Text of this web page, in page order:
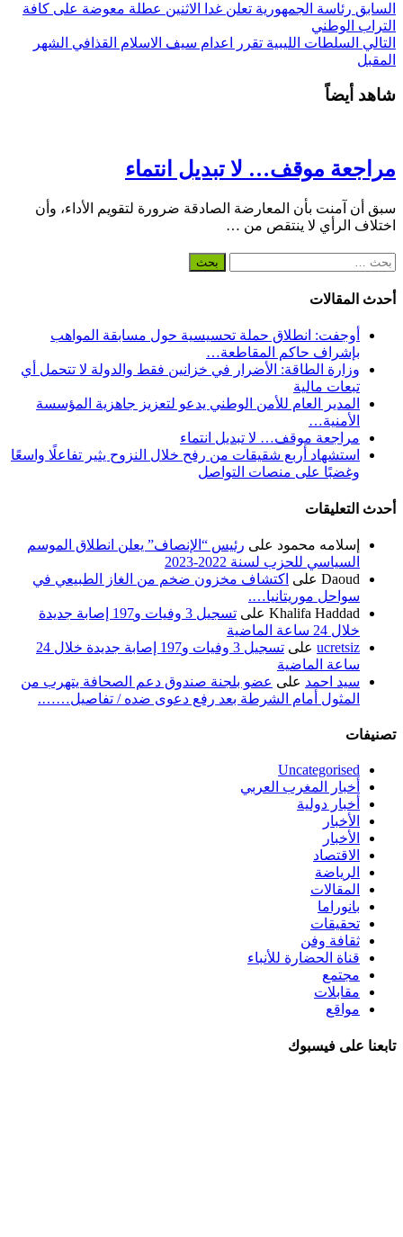
السابق رئاسة الجمهورية تعلن غدا الاثنين عطلة معوضة على كافة
التراب الوطني
التالي السلطات الليبية تقرر اعدام سيف الاسلام القذافي الشهر
المقبل
شاهد أيضاً
مراجعة موقف… لا تبديل انتماء
سبق أن آمنت بأن المعارضة الصادقة ضرورة لتقويم الأداء، وأن
اختلاف الرأي لا ينتقص من …
البحث
أحدث المقالات
أوجفت: انطلاق حملة تحسيسية حول مسابقة المواهب
بإشراف حاكم المقاطعة…
وزارة الطاقة: الأضرار في خزانين فقط والدولة لا تتحمل أي
تبعات مالية
المدير العام للأمن الوطني يدعو لتعزيز جاهزية المؤسسة
الأمنية…
مراجعة موقف… لا تبديل انتماء
استشهاد أربع شقيقات من رفح خلال النزوح يثير تفاعلًا واسعًا
وغضبًا على منصات التواصل
أحدث التعليقات
إسلامه محمود على رئيس “الإنصاف” يعلن انطلاق الموسم
السياسي للحزب لسنة 2022-2023
Daoud على اكتشاف مخزون ضخم من الغاز الطبيعي في
سواحل موريتانيا….
Khalifa Haddad على
تسجيل 3 وفيات و197 إصابة جديدة
خلال 24 ساعة الماضية
ucretsiz على
تسجيل 3 وفيات و197 إصابة جديدة خلال 24
ساعة الماضية
سيد احمد على عضو بلجنة صندوق دعم الصحافة يتهرب من
المثول أمام الشرطة بعد رفع دعوى ضده / تفاصيل…….
تصنيفات
Uncategorised
أخبار المغرب العربي
أخبار دولية
الأخبار
الأخبار
الاقتصاد
الرياضة
المقالات
بانوراما
تحقيقات
ثقافة وفن
قناة الحضارة للأنباء
مجتمع
مقابلات
مواقع
تابعنا على فيسبوك